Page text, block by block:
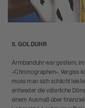
5. GOLDUHR
Armbanduhr war gestern,
»Chronographen«. Vergiss
muss man sich schlicht
entweder die väterliche
einem Ausmaß über